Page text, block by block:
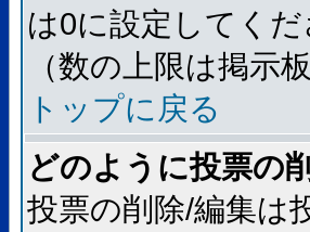
は0に設定してく
（数の上限は掲示
トップに戻る
どのように投票の
投票の削除/編集は